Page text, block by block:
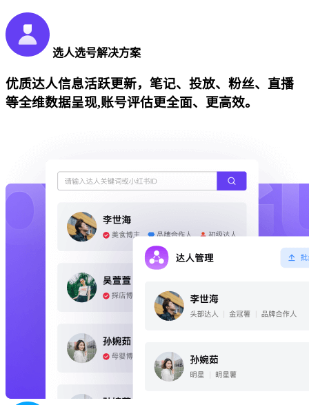
选人选号解决方案
优质达人信息活跃更新，笔记、投放、粉丝、直播
等全维数据呈现,账号评估更全面、更高效。